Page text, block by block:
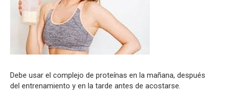
Debe usar el complejo de proteínas en la mañana, después
del entrenamiento y en la tarde antes de acostarse.